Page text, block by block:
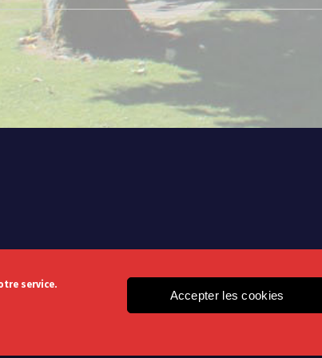
service.
Accepter les cookies